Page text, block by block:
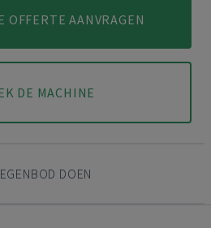
OFFERTE AANVRAGEN
DE MACHINE
DOEN